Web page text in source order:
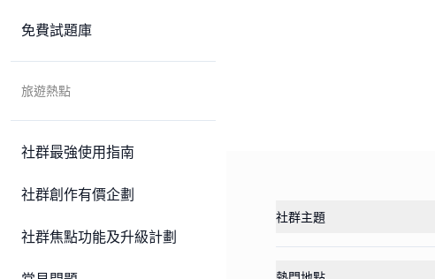
免費試題庫
旅遊熱點
社群最強使用指南
社群創作有價企劃
社群焦點功能及升級計劃
社群主題